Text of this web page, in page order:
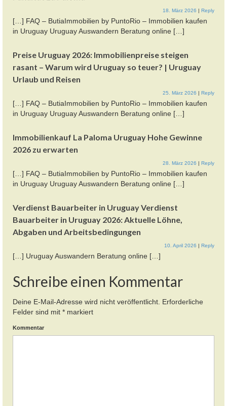
18. März 2026 | Reply
[…] FAQ – ButiaImmobilien by PuntoRio – Immobilien kaufen
in Uruguay Uruguay Auswandern Beratung online […]
Preise Uruguay 2026: Immobilienpreise steigen
rasant – Warum wird Uruguay so teuer? | Uruguay
Urlaub und Reisen
25. März 2026 | Reply
[…] FAQ – ButiaImmobilien by PuntoRio – Immobilien kaufen
in Uruguay Uruguay Auswandern Beratung online […]
Immobilienkauf La Paloma Uruguay Hohe Gewinne
2026 zu erwarten
28. März 2026 | Reply
[…] FAQ – ButiaImmobilien by PuntoRio – Immobilien kaufen
in Uruguay Uruguay Auswandern Beratung online […]
Verdienst Bauarbeiter in Uruguay Verdienst
Bauarbeiter in Uruguay 2026: Aktuelle Löhne,
Abgaben und Arbeitsbedingungen
10. April 2026 | Reply
[…] Uruguay Auswandern Beratung online […]
Schreibe einen Kommentar
Deine E-Mail-Adresse wird nicht veröffentlicht. Erforderliche
Felder sind mit * markiert
Kommentar